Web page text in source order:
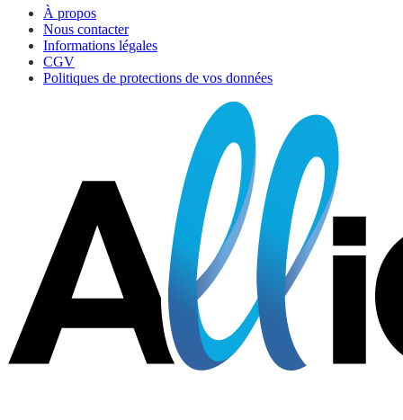
À propos
Nous contacter
Informations légales
CGV
Politiques de protections de vos données